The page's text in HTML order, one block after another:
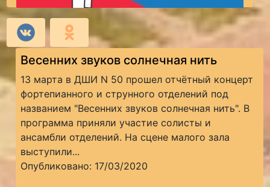
Весенних звуков солнечная нить
13 марта в ДШИ N 50 прошел отчётный концерт
фортепианного и струнного отделений под
названием "Весенних звуков солнечная нить". В
программа приняли участие солисты и
ансамбли отделений. На сцене малого зала
выступили...
Опубликовано: 17/03/2020